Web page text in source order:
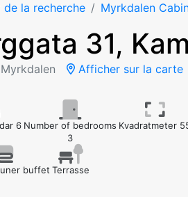
de la recherche Myrkdalen
31,
Afficher sur la carte
6 Number of bedrooms
3
Kvadratmeter
buffet Terrasse